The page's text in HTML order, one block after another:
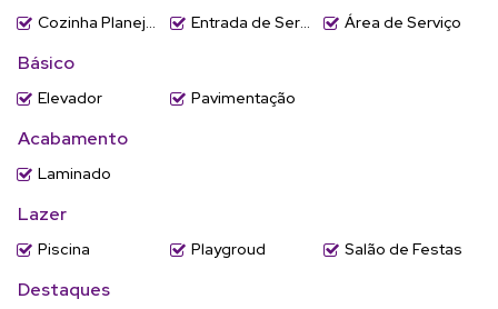
Cozinha Planejada Entrada de Serviço Área de Serviço
Básico
Elevador Pavimentação
Acabamento
Laminado
Lazer
Piscina Playgroud Salão de Festas
Destaques